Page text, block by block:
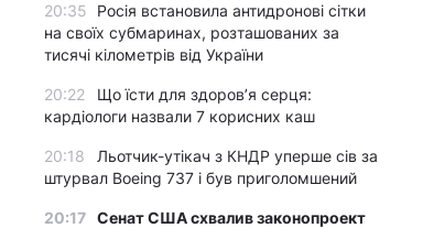
20:35
Росія встановила антидронові сітки
на своїх субмаринах, розташованих за
тисячі кілометрів від України
20:22
Що їсти для здоров’я серця:
кардіологи назвали 7 корисних каш
20:18
Льотчик-утікач з КНДР уперше сів за
штурвал Boeing 737 і був приголомшений
20:17 Сенат США схвалив законопроект